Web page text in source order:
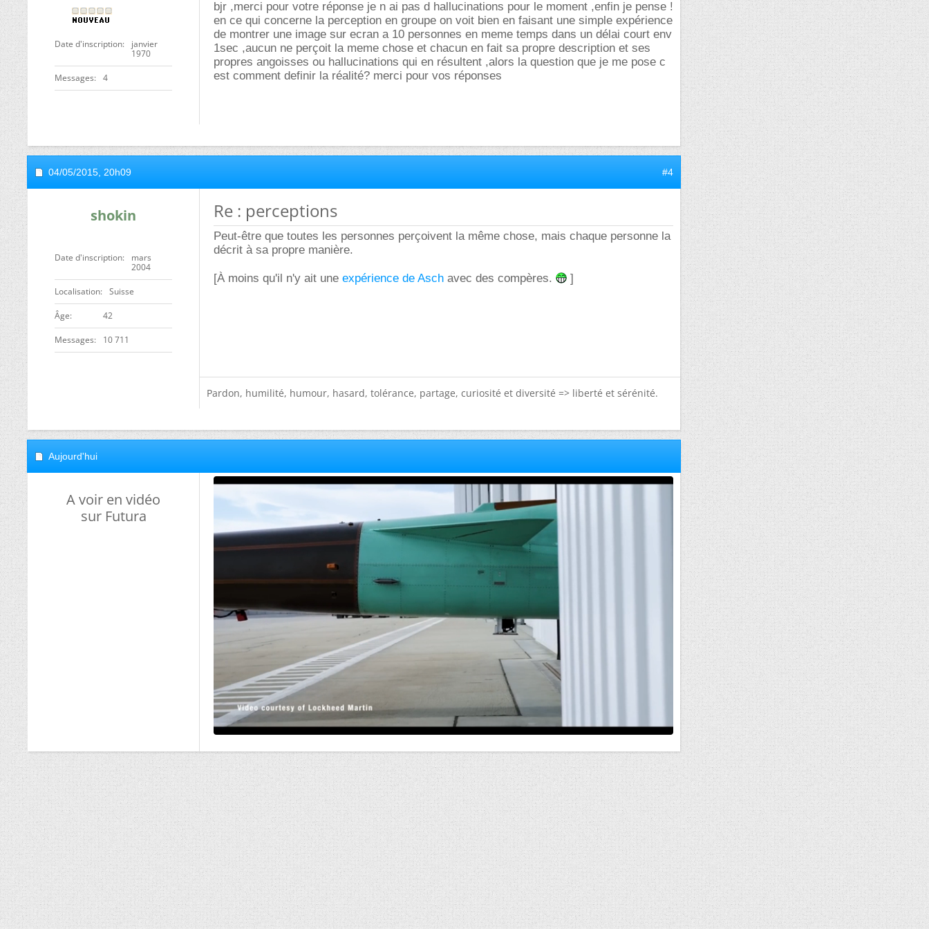
Date d'inscription
janvier
1970
Messages 4
bjr ,merci pour votre réponse je n ai pas d hallucinations pour le moment ,enfin je pense !
en ce qui concerne la perception en groupe on voit bien en faisant une simple expérience
de montrer une image sur ecran a 10 personnes en meme temps dans un délai court env
1sec ,aucun ne perçoit la meme chose et chacun en fait sa propre description et ses
propres angoisses ou hallucinations qui en résultent ,alors la question que je me pose c
est comment definir la réalité? merci pour vos réponses
04/05/2015, 20h09 #4
shokin
Date d'inscription
mars
2004
Localisation Suisse
ge 42
Messages 10 711
Re : perceptions
Peut-être que toutes les personnes perçoivent la même chose, mais chaque personne la
décrit à sa propre manière.
[À moins qu'il n'y ait une expérience de Asch avec des compères. ]
Pardon, humilité, humour, hasard, tolérance, partage, curiosité et diversité => liberté et sérénité.
Aujourd'hui
A voir en vidéo
sur Futura